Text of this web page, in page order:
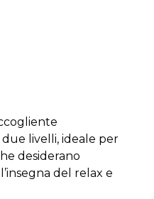
livelli, ideale per
desiderano
del relax e